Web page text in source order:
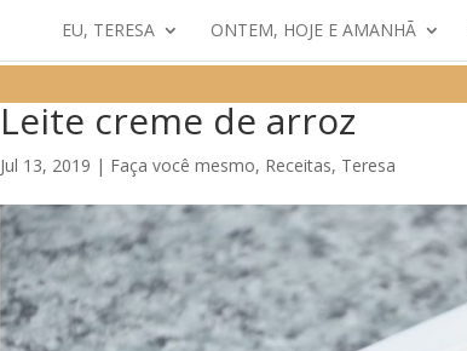
EU, TERESA ONTEM, HOJE E AMANHÃ
Leite creme de arroz
Jul 13, 2019 | Faça você mesmo, Receitas, Teresa